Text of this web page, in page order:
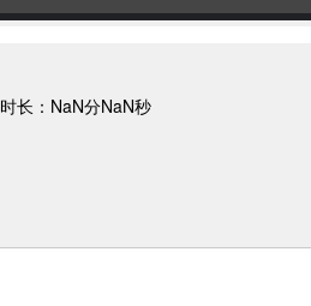
时长：NaN分NaN秒